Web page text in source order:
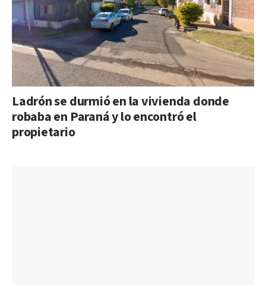
Ladrón se durmió en la vivienda donde
robaba en Paraná y lo encontró el
propietario